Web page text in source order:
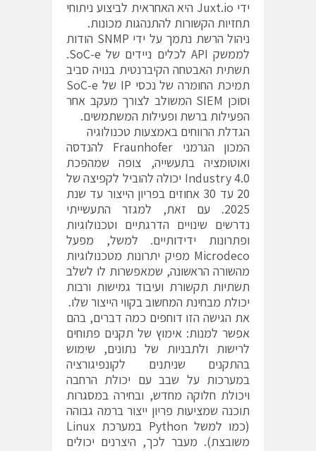
ידי Juxt.io היא האחראית לביצוע ניתוחי
תחזיות הקשורות להתנהגות מכונות.
ניהול הרשת נתמך על ידי SNMP הודות
לממשק API לכלים ניידים של SoC-e.
תשתית האבטחה הקיברנטית בנויה סביב
תמיכת החומרה של נכסי IP של SoC-e
וסוכן SIEM המשולב לצורך מעקב אחר
הפעילות ברשת ופעילות המשתמשים.
הגדלת הרווחים באמצעות טכנולוגיה
המכון הגרמני Fraunhofer להנדסה
ואוטומציה בתעשייה, צופה שמהפכת
Industry 4.0 יכולה להוביל לקפיצה של
20 עד 30 אחוזים בפריון הייצור עד שנת
2025. עם זאת, למגזר התעשייתי
נדרשים שינויים הדרגתיים וטכנולוגיות
ופתרונות ידידותיים. למשל, מפעל
Microdeco מפיק יתרונות מטכנולוגיות
מהשורה הראשונה, שמאפשרות לו לשלב
תשתיות תקשורת ועיבוד גמישות ורבות
יכולת מבחינת המחשוב בקווי הייצור שלו.
את הגישה הזו דוחפים כמה דברים, בהם
אפשר למנות: אימוץ של תקנים פתוחים
לרישות ולתבניות של נתונים, שימוש
בהתקנים שניתנים לקונפיגורציה
במערכות על שבב עם יכולת הרחבה
ויכולת חלוקה מחדש, ובחירה במסגרות
תוכנה שמציעות פריון ייצור ברמה גבוהה
(כמו למשל Python במערכת Linux
משובצת). מעבר לכך, היצרנים יכולים